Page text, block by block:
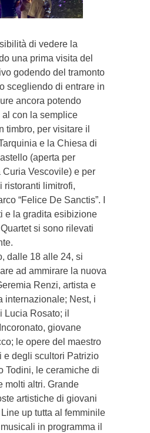
di vedere la
una prima visita del
godendo del tramonto
scegliendo di entrare in
ancora potendo
al con la semplice
timbro, per visitare il
e la Chiesa di
(aperta per
Curia Vescovile) e per
ristoranti limitrofi,
“Felice De Sanctis”. I
e la gradita esibizione
si sono rilevati
dalle 18 alle 24, si
ad ammirare la nuova
Renzi, artista e
internazionale; Nest, i
Lucia Rosato; il
giovane
le opere del maestro
e degli scultori Patrizio
Todini, le ceramiche di
molti altri. Grande
artistiche di giovani
up tutta al femminile
in programma il